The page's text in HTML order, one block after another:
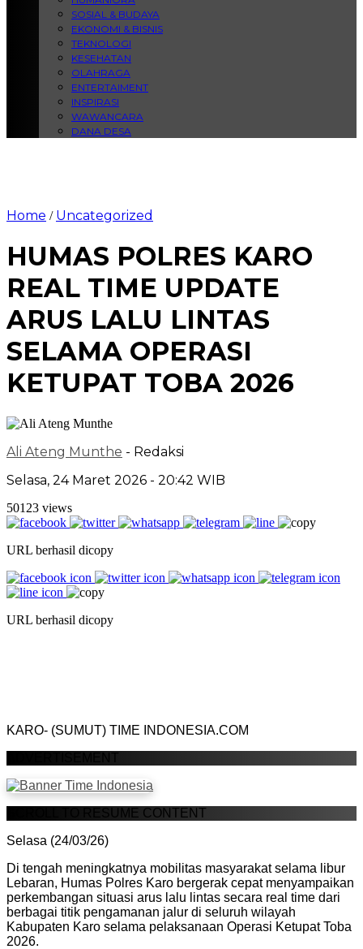
SOSIAL & BUDAYA
EKONOMI & BISNIS
TEKNOLOGI
KESEHATAN
OLAHRAGA
ENTERTAIMENT
INSPIRASI
WAWANCARA
DANA DESA
Home / Uncategorized
HUMAS POLRES KARO
REAL TIME UPDATE
ARUS LALU LINTAS
SELAMA OPERASI
KETUPAT TOBA 2026
Ali Ateng Munthe - Redaksi
Selasa, 24 Maret 2026 - 20:42 WIB
50123 views
URL berhasil dicopy
URL berhasil dicopy
KARO- (SUMUT) TIME INDONESIA.COM
ADVERTISEMENT
SCROLL TO RESUME CONTENT
Selasa (24/03/26)
Di tengah meningkatnya mobilitas masyarakat selama libur
Lebaran, Humas Polres Karo bergerak cepat menyampaikan
perkembangan situasi arus lalu lintas secara real time dari
berbagai titik pengamanan jalur di seluruh wilayah
Kabupaten Karo selama pelaksanaan Operasi Ketupat Toba
2026.